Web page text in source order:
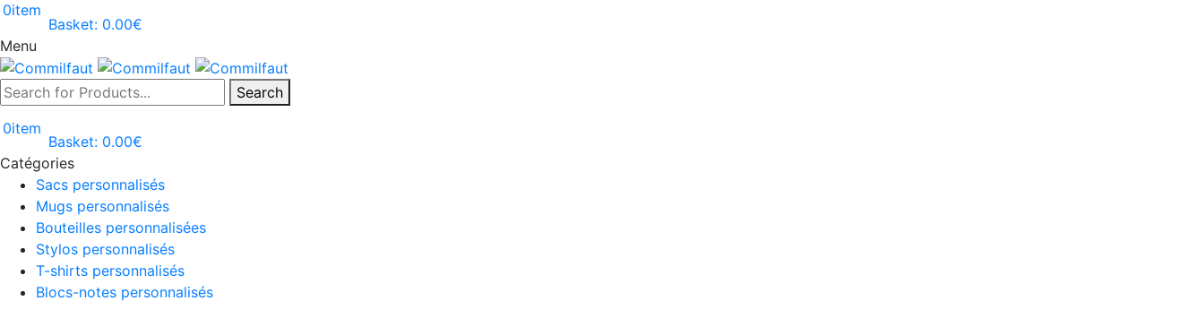
0item
Basket: 0.00€
Menu
Search
0item
Basket: 0.00€
Catégories
Sacs personnalisés
Mugs personnalisés
Bouteilles personnalisées
Stylos personnalisés
T-shirts personnalisés
Blocs-notes personnalisés